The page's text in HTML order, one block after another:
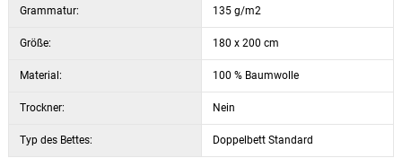
Grammatur: 135 g/m2
Größe: 180 x 200 cm
Material: 100 % Baumwolle
Trockner: Nein
Typ des Bettes: Doppelbett Standard